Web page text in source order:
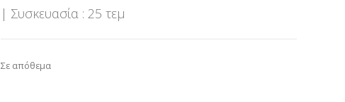
| Συσκευασία : 25 τεμ
Σε απόθεμα